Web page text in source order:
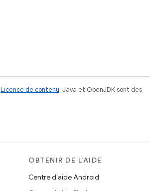
Licence de contenu. Java et OpenJDK sont des
OBTENIR DE L'AIDE
Centre d'aide Android